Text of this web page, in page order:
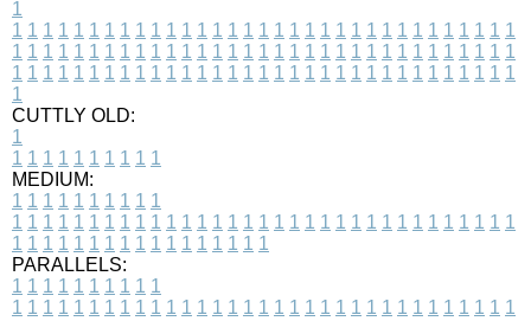
1
1 1 1 1 1 1 1 1 1 1 1 1 1 1 1 1 1 1 1 1 1 1 1 1 1 1 1 1 1 1 1 1 1
1 1 1 1 1 1 1 1 1 1 1 1 1 1 1 1 1 1 1 1 1 1 1 1 1 1 1 1 1 1 1 1 1
1 1 1 1 1 1 1 1 1 1 1 1 1 1 1 1 1 1 1 1 1 1 1 1 1 1 1 1 1 1 1 1 1
1
CUTTLY OLD:
1
1 1 1 1 1 1 1 1 1 1
MEDIUM:
1 1 1 1 1 1 1 1 1 1
1 1 1 1 1 1 1 1 1 1 1 1 1 1 1 1 1 1 1 1 1 1 1 1 1 1 1 1 1 1 1 1 1
1 1 1 1 1 1 1 1 1 1 1 1 1 1 1 1 1
PARALLELS:
1 1 1 1 1 1 1 1 1 1
1 1 1 1 1 1 1 1 1 1 1 1 1 1 1 1 1 1 1 1 1 1 1 1 1 1 1 1 1 1 1 1 1